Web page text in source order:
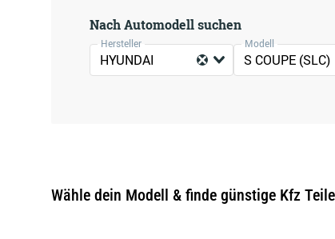
Nach Automodell suchen
Hersteller
HYUNDAI
Modell
S COUPE (SLC)
Wähle dein Modell & finde günstige Kfz Teile